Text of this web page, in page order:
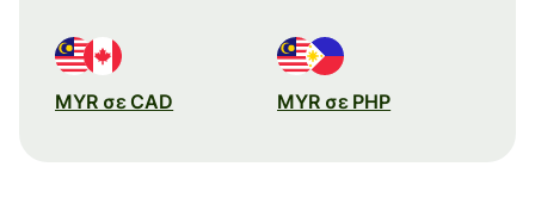
MYR σε CAD MYR σε PHP